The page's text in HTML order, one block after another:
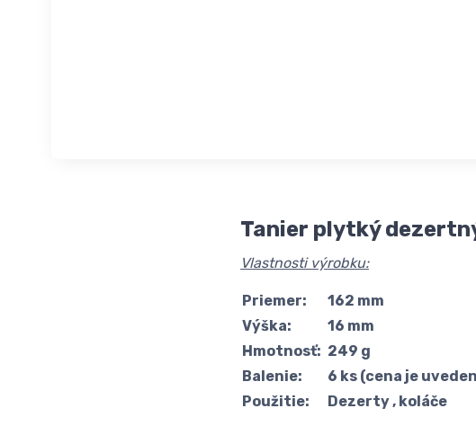
Tanier plytký
Vlastnosti výrobku:
Priemer:
162 mm
Výška:
16 mm
Hmotnosť: 249 g
Balenie:
6 ks (cena je
Použitie:
Dezerty , koláče